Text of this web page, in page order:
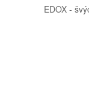
EDOX -